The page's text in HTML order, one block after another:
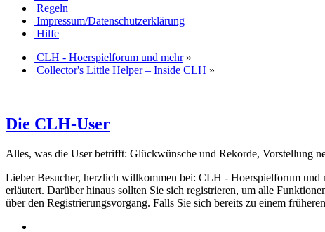
Regeln
Impressum/Datenschutzerklärung
Hilfe
CLH - Hoerspielforum und mehr»
Collector's Little Helper – Inside CLH »
Die CLH-User
Alles, was die User betrifft: Glückwünsche und Rekorde, Vorstellung
Lieber Besucher, herzlich willkommen bei: CLH - Hoerspielforum und
erläutert. Darüber hinaus sollten Sie sich registrieren, um alle
über den Registrierungsvorgang. Falls Sie sich bereits zu einem